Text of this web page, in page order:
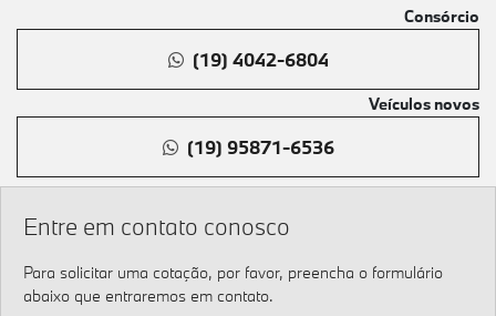
Entre em contato conosco
Para solicitar uma cotação, por favor, preencha o formulário
abaixo que entraremos em contato.
Consórcio
(19) 4042-6804
Veículos novos
(19) 95871-6536